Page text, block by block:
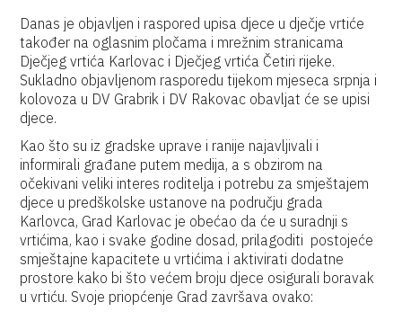
Danas je objavljen i raspored upisa djece u dječje vrtiće
također na oglasnim pločama i mrežnim stranicama
Dječjeg vrtića Karlovac i Dječjeg vrtića Četiri rijeke.
Sukladno objavljenom rasporedu tijekom mjeseca srpnja i
kolovoza u DV Grabrik i DV Rakovac obavljat će se upisi
djece.
Kao što su iz gradske uprave i ranije najavljivali i
informirali građane putem medija, a s obzirom na
očekivani veliki interes roditelja i potrebu za smještajem
djece u predškolske ustanove na području grada
Karlovca, Grad Karlovac je obećao da će u suradnji s
vrtićima, kao i svake godine dosad, prilagoditi postojeće
smještajne kapacitete u vrtićima i aktivirati dodatne
prostore kako bi što većem broju djece osigurali boravak
u vrtiću. Svoje priopćenje Grad završava ovako: